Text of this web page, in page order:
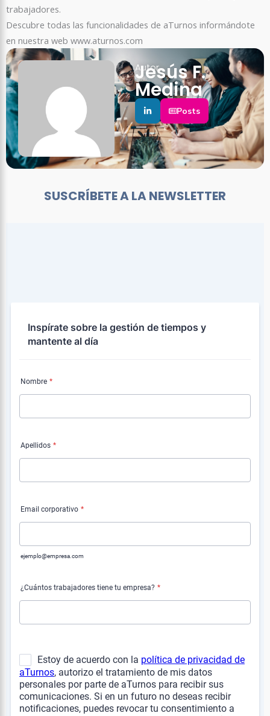
trabajadores.
Descubre todas las funcionalidades de aTurnos informándote
en nuestra web www.aturnos.com
Autor
Jesús F.
Medina
Posts
SUSCRÍBETE A LA NEWSLETTER